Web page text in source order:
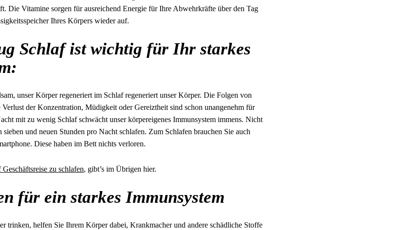
Die Vitamine sorgen für ausreichend Energie für Ihre Abwehrkräfte über den Tag
Ihres Körpers wieder auf.
Schlaf ist wichtig für Ihr starkes
unser Körper regeneriert im Schlaf regeneriert unser Körper. Die Folgen von
der Konzentration, Müdigkeit oder Gereiztheit sind schon unangenehm für
mit zu wenig Schlaf schwächt unser körpereigenes Immunsystem immens. Nicht
und neuen Stunden pro Nacht schlafen. Zum Schlafen brauchen Sie auch
Diese haben im Bett nichts verloren.
Geschäftsreise zu schlafen, gibt’s im Übrigen hier.
für ein starkes Immunsystem
trinken, helfen Sie Ihrem Körper dabei, Krankmacher und andere schädliche Stoffe